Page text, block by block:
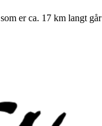
er ca. 17 km langt går